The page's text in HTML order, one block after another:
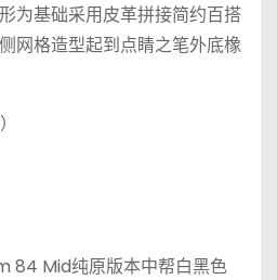
为基础采用皮革拼接简约百搭
网格造型起到点睛之笔外底橡
84 Mid纯原版本中帮白黑色